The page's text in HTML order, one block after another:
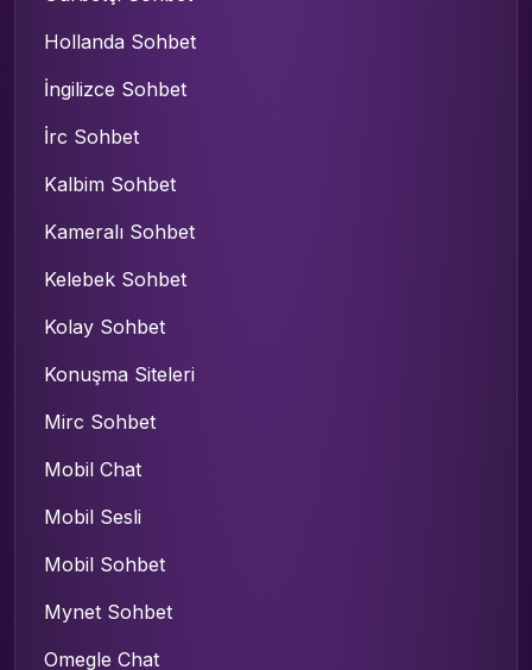
Hollanda Sohbet
İngilizce Sohbet
İrc Sohbet
Kalbim Sohbet
Kameralı Sohbet
Kelebek Sohbet
Kolay Sohbet
Konuşma Siteleri
Mirc Sohbet
Mobil Chat
Mobil Sesli
Mobil Sohbet
Mynet Sohbet
Omegle Chat